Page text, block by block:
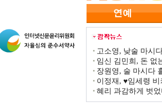
고소영, 낮술 마시
임신 김민희, 돈 없
장원영, 술 마시다
이정재, ♥임세령
혜리 과감하게 벗